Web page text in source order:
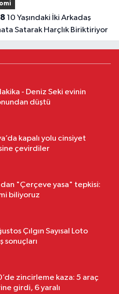
Satarak Harçlık Biriktiriyor
- Deniz Seki evinin
düştü
kapalı yolu cinsiyet
çevirdiler
"Çerçeve yasa" tepkisi:
biliyoruz
Çılgın Sayısal Loto
sonuçları
zincirleme kaza: 5 araç
girdi, 6 yaralı